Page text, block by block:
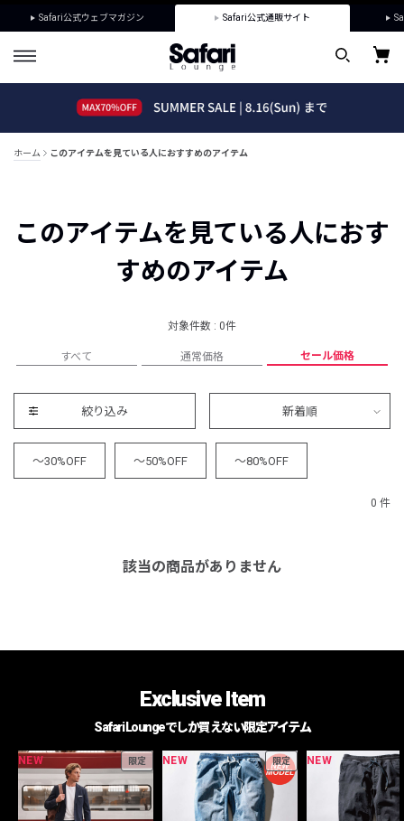
Safari公式ウェブマガジン Safari公式通販サイト
ホーム このアイテムを見ている人におすすめのアイテム
このアイテムを見ている人におす
すめのアイテム
対象件数 : 0件
すべて 通常価格 セール価格
絞り込み 新着順
～30%OFF ～50%OFF ～80%OFF
0 件
該当の商品がありません
Exclusive Item
Safari Loungeでしか買えない限定アイテム
NEW 限定 NEW 限定 NEW